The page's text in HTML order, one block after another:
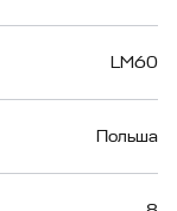
LM60
Польша